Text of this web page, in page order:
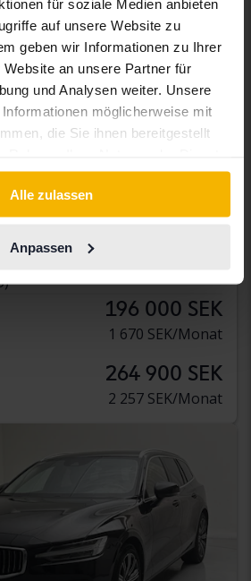
für soziale Medien anbieten
auf unsere Website zu
geben wir Informationen zu Ihrer
an unsere Partner für
und Analysen weiter. Unsere
möglicherweise mit
die Sie ihnen bereitgestellt
Alle zulassen
Anpassen
Diesel
196 000 SEK
1 670 SEK/Monat
264 900 SEK
2 257 SEK/Monat